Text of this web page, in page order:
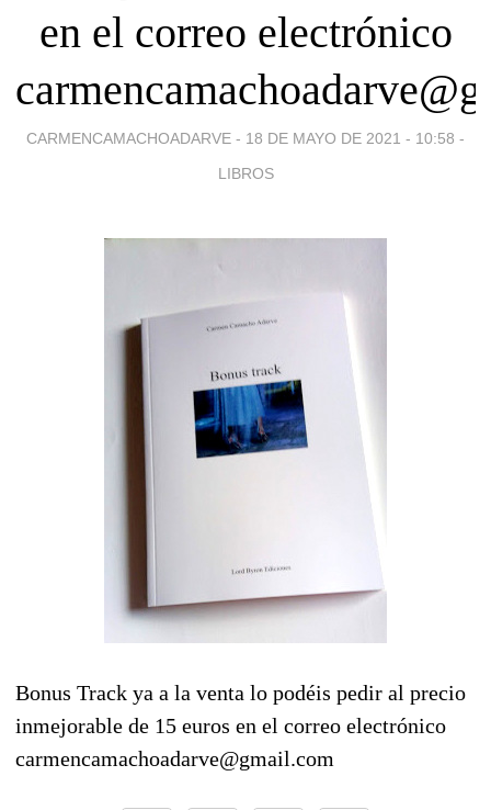
en el correo electrónico
CARMENCAMACHOADARVE - 18 DE MAYO DE 2021 - 10:58 -
LIBROS
Bonus Track ya a la venta lo podéis pedir al precio
inmejorable de 15 euros en el correo electrónico
carmencamachoadarve@gmail.com